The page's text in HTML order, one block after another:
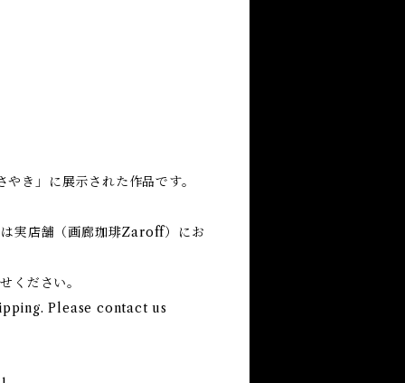
き」に展示された作品です。
実店舗（画廊珈琲Zaroff）にお
ください。
Please contact us